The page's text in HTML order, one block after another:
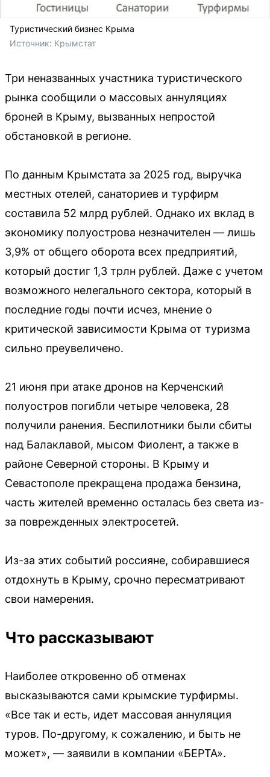
Туристический бизнес Крыма
Источник: Крымстат
Три неназванных участника туристического
рынка сообщили о массовых аннуляциях
броней в Крыму, вызванных непростой
обстановкой в регионе.
По данным Крымстата за 2025 год, выручка
местных отелей, санаториев и турфирм
составила 52 млрд рублей. Однако их вклад в
экономику полуострова незначителен — лишь
3,9% от общего оборота всех предприятий,
который достиг 1,3 трлн рублей. Даже с учетом
возможного нелегального сектора, который в
последние годы почти исчез, мнение о
критической зависимости Крыма от туризма
сильно преувеличено.
21 июня при атаке дронов на Керченский
полуостров погибли четыре человека, 28
получили ранения. Беспилотники были сбиты
над Балаклавой, мысом Фиолент, а также в
районе Северной стороны. В Крыму и
Севастополе прекращена продажа бензина,
часть жителей временно осталась без света из-
за поврежденных электросетей.
Из-за этих событий россияне, собиравшиеся
отдохнуть в Крыму, срочно пересматривают
свои намерения.
Что рассказывают
Наиболее откровенно об отменах
высказываются сами крымские турфирмы.
«Все так и есть, идет массовая аннуляция
туров. По-другому, к сожалению, и быть не
может», — заявили в компании «БЕРТА».